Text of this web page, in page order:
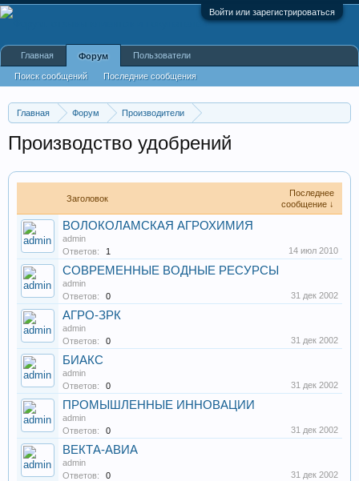
Войти или зарегистрироваться
Главная Форум
Производители
Производство удобрений
Заголовок
Последнее
сообщение ↓
ВОЛОКОЛАМСКАЯ АГРОХИМИЯ
admin
Ответов:
1 14 июл 2010
СОВРЕМЕННЫЕ ВОДНЫЕ РЕСУРСЫ
admin
Ответов:
0 31 дек 2002
АГРО-ЗРК
admin
Ответов:
0 31 дек 2002
БИАКС
admin
Ответов:
0 31 дек 2002
ПРОМЫШЛЕННЫЕ ИННОВАЦИИ
admin
Ответов:
0 31 дек 2002
ВЕКТА-АВИА
admin
Ответов:
0 31 дек 2002
Главная Форум
Поиск сообщений Последние сообщения
Пользователи